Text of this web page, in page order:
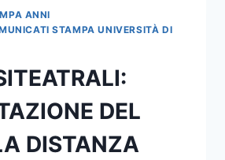
ANNI
STAMPA UNIVERSITÀ DI
DEL
DISTANZA